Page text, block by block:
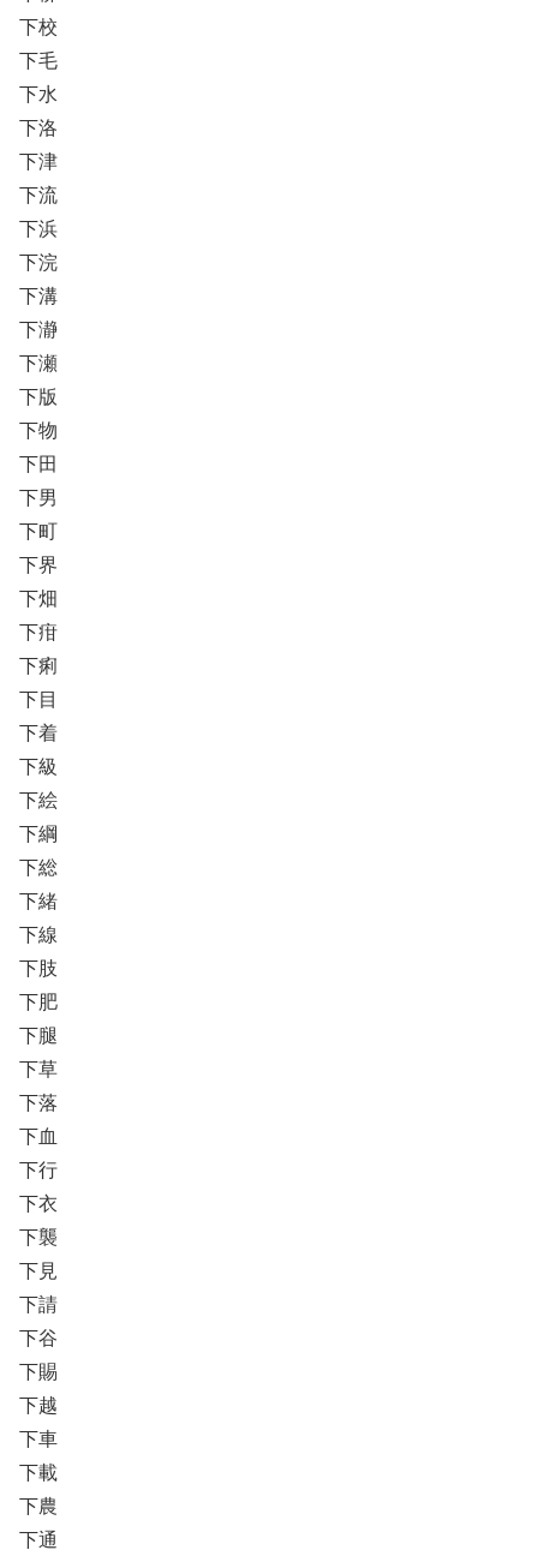
下校
下毛
下水
下洛
下津
下流
下浜
下浣
下溝
下瀞
下瀬
下版
下物
下田
下男
下町
下界
下畑
下疳
下痢
下目
下着
下級
下絵
下綱
下総
下緒
下線
下肢
下肥
下腿
下草
下落
下血
下行
下衣
下襲
下見
下請
下谷
下賜
下越
下車
下載
下農
下通